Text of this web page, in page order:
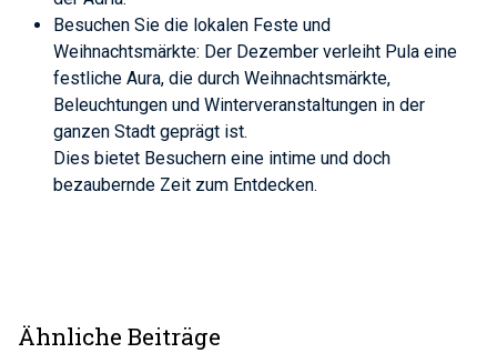
Besuchen Sie die lokalen Feste und
Weihnachtsmärkte: Der Dezember verleiht Pula eine
festliche Aura, die durch Weihnachtsmärkte,
Beleuchtungen und Winterveranstaltungen in der
ganzen Stadt geprägt ist.
Dies bietet Besuchern eine intime und doch
bezaubernde Zeit zum Entdecken.
Ähnliche Beiträge